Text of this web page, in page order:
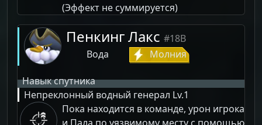
(Эффект не суммируется)
Пенкинг Лакс #18B
Вода
Молния
Навык спутника
Непреклонный водный генерал Lv.1
Пока находится в команде, урон игрока